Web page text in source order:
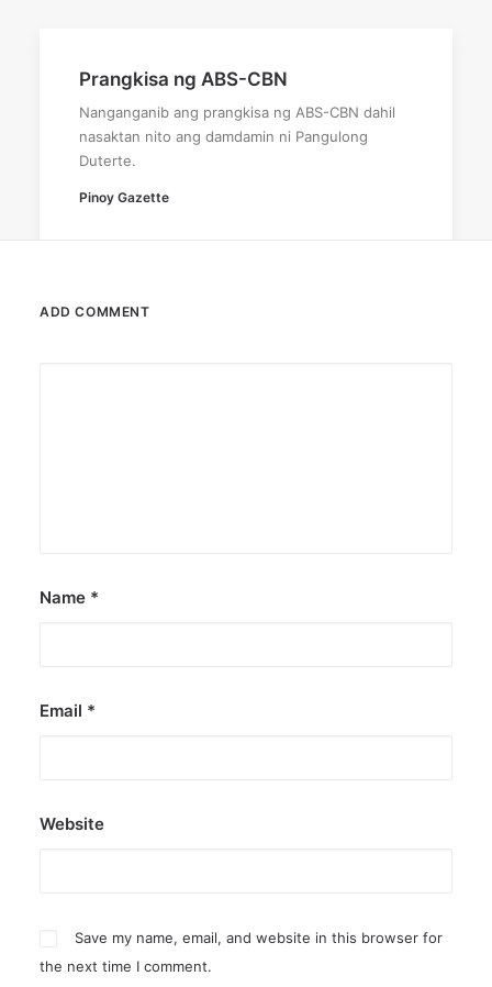
Prangkisa ng ABS-CBN
Nanganganib ang prangkisa ng ABS-CBN dahil
nasaktan nito ang damdamin ni Pangulong
Duterte.
Pinoy Gazette
ADD COMMENT
Name *
Email *
Website
Save my name, email, and website in this browser for
the next time I comment.